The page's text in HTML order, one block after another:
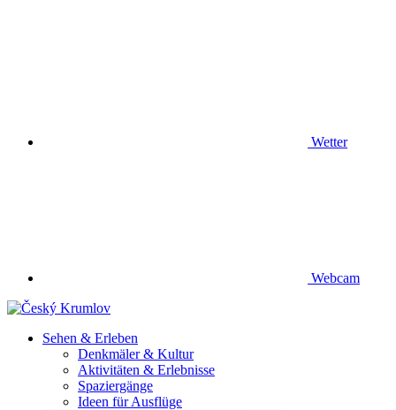
Wetter
Webcam
Sehen & Erleben
Denkmäler & Kultur
Aktivitäten & Erlebnisse
Spaziergänge
Ideen für Ausflüge